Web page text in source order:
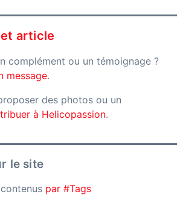
article
complément ou un témoignage ?
message.
des photos ou un
à Helicopassion.
le site
par #Tags